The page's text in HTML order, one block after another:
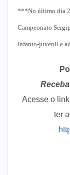
***No último dia
Campeonato
infanto-juvenil e
Acesse o
ter